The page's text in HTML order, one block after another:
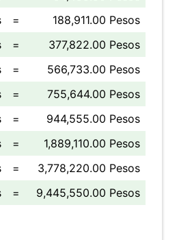
=
188,911.00 Pesos
=
377,822.00 Pesos
=
566,733.00 Pesos
=
755,644.00 Pesos
=
944,555.00 Pesos
=
1,889,110.00 Pesos
=
3,778,220.00 Pesos
= 9,445,550.00 Pesos